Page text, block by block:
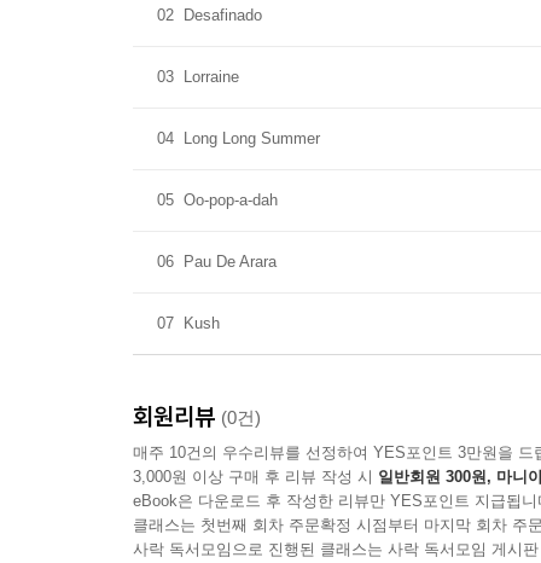
02 Desafinado
03 Lorraine
04 Long Long Summer
05 Oo-pop-a-dah
06 Pau De Arara
07 Kush
회원리뷰 (0건)
매주 10건의 우수리뷰를 선정하여 YES포인트 3만원을 드
3,000원 이상 구매 후 리뷰 작성 시 일반회원 300원, 마니
eBook은 다운로드 후 작성한 리뷰만 YES포인트 지급됩니
클래스는 첫번째 회차 주문확정 시점부터 마지막 회차 주
사락 독서모임으로 진행된 클래스는 사락 독서모임 게시